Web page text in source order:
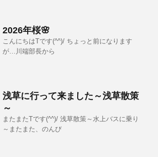
2026年桜🌸
こんにちはTです(^^)/ ちょっと前になります
が…川端部長から
浅草に行って来ました～浅草散策
～
またまたTです(^^)/ 浅草散策～水上バスに乗り
～またまた、のんび